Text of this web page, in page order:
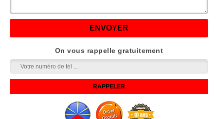
On vous rappelle gratuitement